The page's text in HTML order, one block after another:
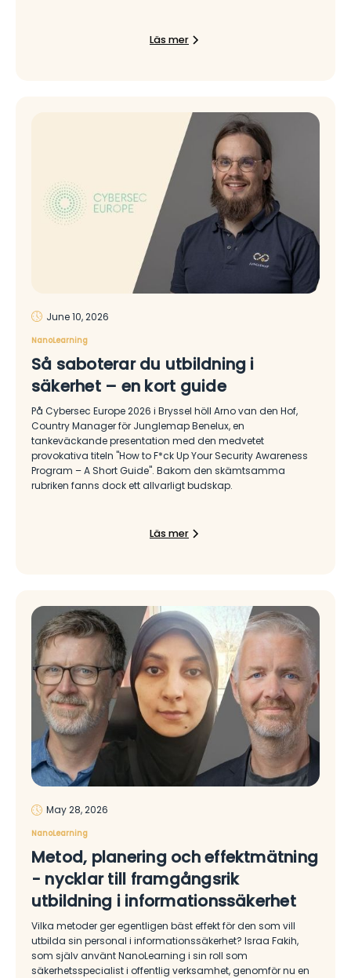
Läs mer
June 10, 2026
NanoLearning
Så saboterar du utbildning i
säkerhet – en kort guide
På Cybersec Europe 2026 i Bryssel höll Arno van den Hof,
Country Manager för Junglemap Benelux, en
tankeväckande presentation med den medvetet
provokativa titeln "How to F*ck Up Your Security Awareness
Program – A Short Guide". Bakom den skämtsamma
rubriken fanns dock ett allvarligt budskap.
Läs mer
May 28, 2026
NanoLearning
Metod, planering och effektmätning
- nycklar till framgångsrik
utbildning i informationssäkerhet
Vilka metoder ger egentligen bäst effekt för den som vill
utbilda sin personal i informationssäkerhet? Israa Fakih,
som själv använt NanoLearning i sin roll som
säkerhetsspecialist i offentlig verksamhet, genomför nu en